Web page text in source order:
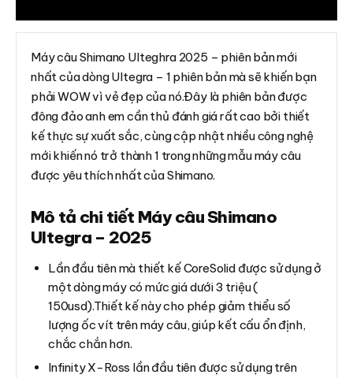
Máy câu Shimano Ulteghra 2025 – phiên bản mới
nhất của dòng Ultegra – 1 phiên bản mà sẽ khiến bạn
phải WOW vì vẻ đẹp của nó.Đây là phiên bản được
đông đảo anh em cần thủ đánh giá rất cao bởi thiết
kế thực sự xuất sắc, cùng cập nhật nhiều công nghệ
mới khiến nó trở thành 1 trong những mẫu máy câu
được yêu thích nhất của Shimano.
Mô tả chi tiết Máy câu Shimano
Ultegra – 2025
Lần đầu tiên mà thiết kế CoreSolid được sử dụng ở
một dòng máy có mức giá dưới 3 triệu (
150usd).Thiết kế này cho phép giảm thiểu số
lượng ốc vít trên máy câu, giúp kết cấu ổn định,
chắc chắn hơn.
Infinity X-Ross lần đầu tiên được sử dụng trên